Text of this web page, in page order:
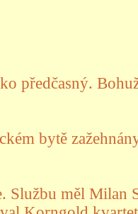
předčasný.
bytě
Službu měl Milan